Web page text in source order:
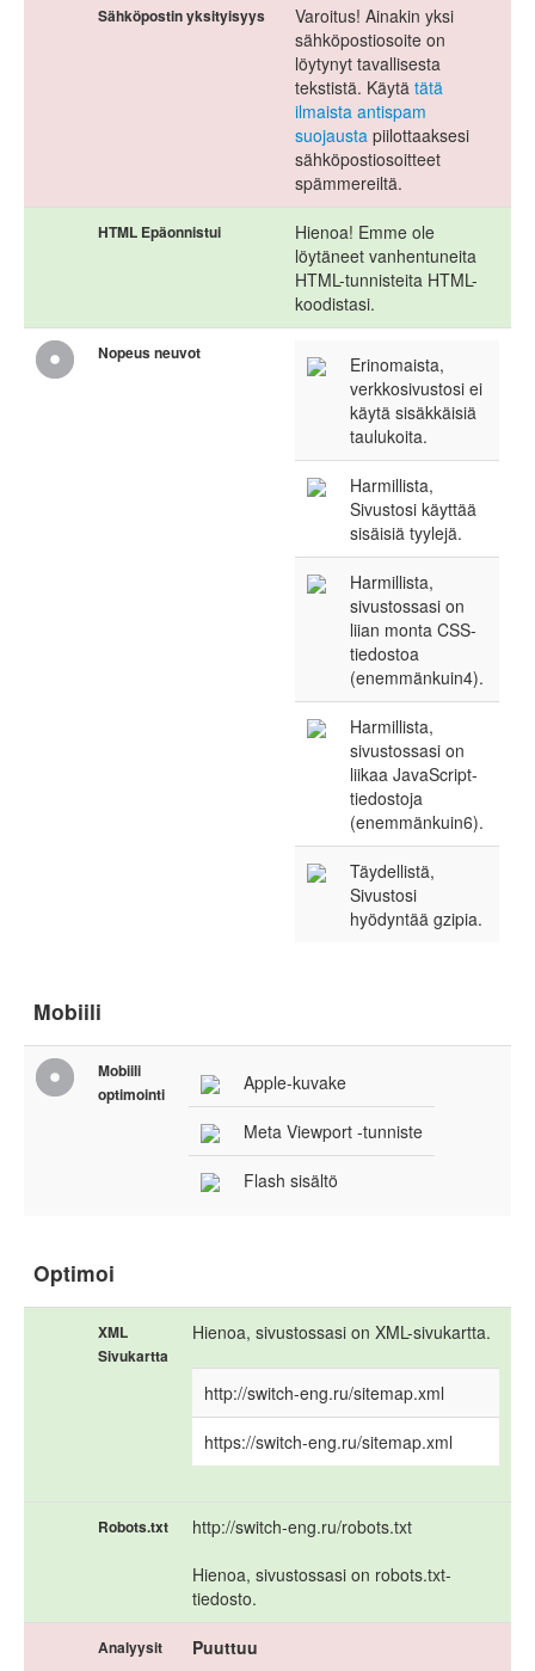
Sähköpostin yksityisyys
Varoitus! Ainakin yksi
sähköpostiosoite on
löytynyt tavallisesta
tekstistä. Käytä tätä
ilmaista antispam
suojausta piilottaaksesi
sähköpostiosoitteet
spämmereiltä.
HTML Epäonnistui
Hienoa! Emme ole
löytäneet vanhentuneita
HTML-tunnisteita HTML-
koodistasi.
Nopeus neuvot
Erinomaista,
verkkosivustosi ei
käytä sisäkkäisiä
taulukoita.
Harmillista,
Sivustosi käyttää
sisäisiä tyylejä.
Harmillista,
sivustossasi on
liian monta CSS-
tiedostoa
(enemmänkuin4).
Harmillista,
sivustossasi on
liikaa JavaScript-
tiedostoja
(enemmänkuin6).
Täydellistä,
Sivustosi
hyödyntää gzipia.
Mobiili
Mobiili
optimointi
Apple-kuvake
Meta Viewport -tunniste
Flash sisältö
Optimoi
XML
Sivukartta
Hienoa, sivustossasi on XML-sivukartta.
http://switch-eng.ru/sitemap.xml
https://switch-eng.ru/sitemap.xml
Robots.txt
http://switch-eng.ru/robots.txt
Hienoa, sivustossasi on robots.txt-
tiedosto.
Analyysit
Puuttuu